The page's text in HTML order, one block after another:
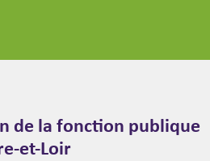
de la fonction publique
et-Loir